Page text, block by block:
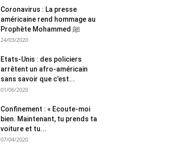
Coronavirus : La presse
américaine rend hommage au
Prophète Mohammed ﷺ
24/03/2020
Etats-Unis : des policiers
arrêtent un afro-américain
sans savoir que c’est...
01/06/2020
Confinement : « Ecoute-moi
bien. Maintenant, tu prends ta
voiture et tu...
07/04/2020